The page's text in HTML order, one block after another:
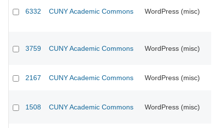
6332 CUNY Academic Commons WordPress (misc)
3759 CUNY Academic Commons WordPress (misc)
2167 CUNY Academic Commons WordPress (misc)
1508 CUNY Academic Commons WordPress (misc)